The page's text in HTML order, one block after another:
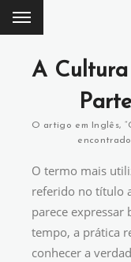
A
O artigo em Inglês,
encontrado
O termo mais
referido no título
parece expressar
tempo, a prática
conhecer a